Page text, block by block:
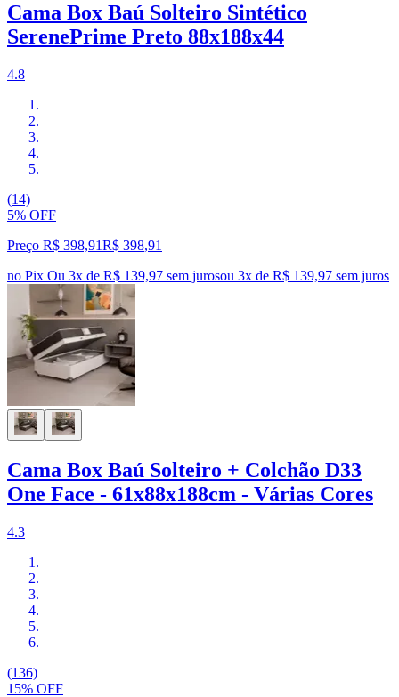
Cama Box Baú Solteiro Sintético
SerenePrime Preto 88x188x44
4.8
(14)
5% OFF
Preço R$ 398,91R$ 398,91
no Pix Ou 3x de R$ 139,97 sem jurosou 3x de R$ 139,97 sem juros
Cama Box Baú Solteiro + Colchão D33
One Face - 61x88x188cm - Várias Cores
4.3
(136)
15% OFF